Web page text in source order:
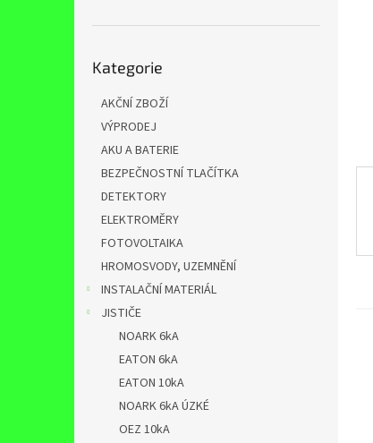
kategorie
Kategorie
AKČNÍ ZBOŽÍ
VÝPRODEJ
AKU A BATERIE
BEZPEČNOSTNÍ TLAČÍTKA
DETEKTORY
ELEKTROMĚRY
FOTOVOLTAIKA
HROMOSVODY, UZEMNĚNÍ
INSTALAČNÍ MATERIÁL
JISTIČE
NOARK 6kA
EATON 6kA
EATON 10kA
NOARK 6kA ÚZKÉ
OEZ 10kA